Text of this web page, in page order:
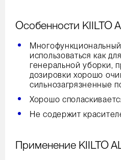
Особенности KIILTO
использоваться как
генеральной уборки,
дозировки хорошо
сильнозагрязненные
Хорошо
Не содержит
Применение KIILTO